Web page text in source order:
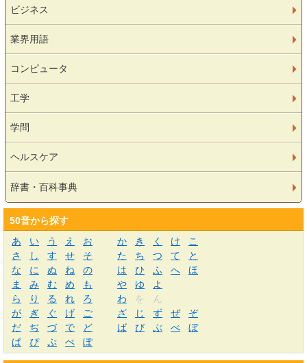
ビジネス
業界用語
コンピュータ
工学
学問
ヘルスケア
辞書・百科事典
50音から探す
あ
い う え お か き く け
こ
さ
し す せ そ た ち つ て
と
な
に ぬ ね の は ひ ふ へ
ほ
ま
み む め も や ゆ
よ
ら
り る れ ろ わ を
ん
が
ぎ ぐ げ ご ざ じ ず ぜ
ぞ
だ
ぢ づ で ど ば び ぶ べ
ぼ
ぱ
ぴ ぷ ぺ ぽ